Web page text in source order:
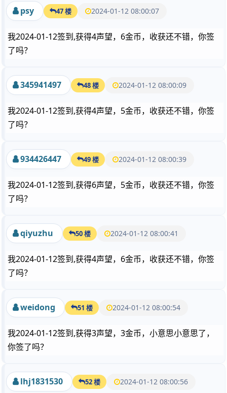
psy 47 楼 2024-01-12 08:00:07
我2024-01-12签到,获得4声望，6金币，收获还不错，你签
了吗？
345941497 48 楼 2024-01-12 08:00:09
我2024-01-12签到,获得4声望，5金币，收获还不错，你签
了吗？
934426447 49 楼 2024-01-12 08:00:39
我2024-01-12签到,获得6声望，5金币，收获还不错，你签
了吗？
qiyuzhu 50 楼 2024-01-12 08:00:41
我2024-01-12签到,获得4声望，6金币，收获还不错，你签
了吗？
weidong 51 楼 2024-01-12 08:00:54
我2024-01-12签到,获得3声望，3金币，小意思小意思了，
你签了吗？
lhj1831530 52 楼 2024-01-12 08:00:56